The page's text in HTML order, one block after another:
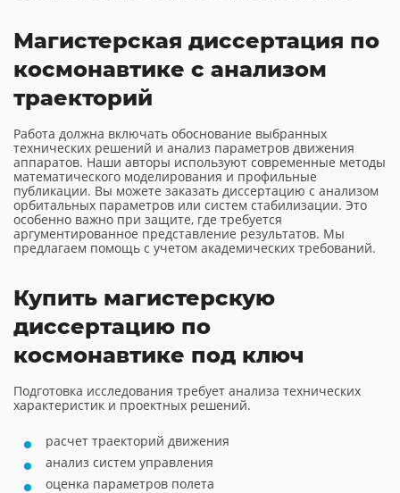
Магистерская диссертация по
космонавтике с анализом
траекторий
Работа должна включать обоснование выбранных
технических решений и анализ параметров движения
аппаратов. Наши авторы используют современные методы
математического моделирования и профильные
публикации. Вы можете заказать диссертацию с анализом
орбитальных параметров или систем стабилизации. Это
особенно важно при защите, где требуется
аргументированное представление результатов. Мы
предлагаем помощь с учетом академических требований.
Купить магистерскую
диссертацию по
космонавтике под ключ
Подготовка исследования требует анализа технических
характеристик и проектных решений.
расчет траекторий движения
анализ систем управления
оценка параметров полета